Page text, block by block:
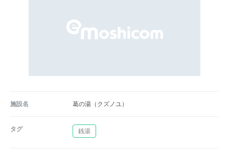
施設名 葛の湯（クズノユ）
タグ 銭湯